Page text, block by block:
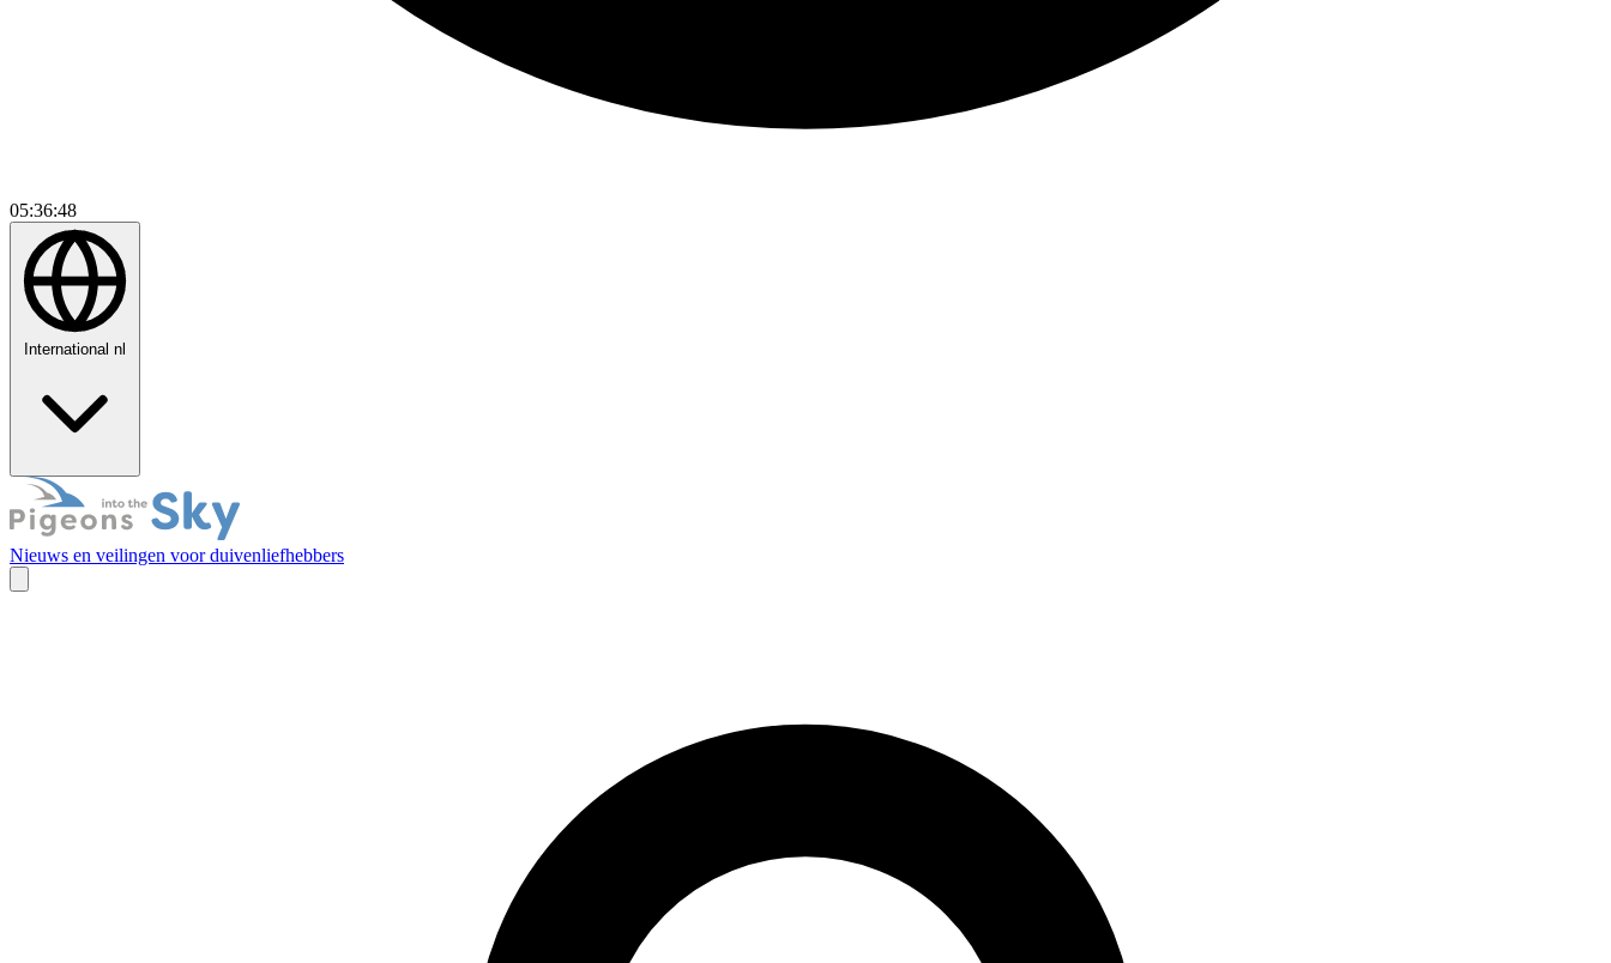
05:36:49
International nl
Nieuws en veilingen voor duivenliefhebbers